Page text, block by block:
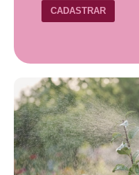
CADASTRAR